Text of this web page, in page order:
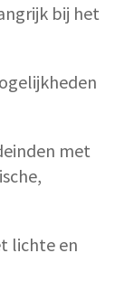
bij het
met
lichte en